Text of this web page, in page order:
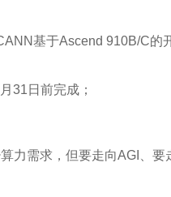
基于Ascend 910B/C
31日前完成；
力需求，但要走向AGI、